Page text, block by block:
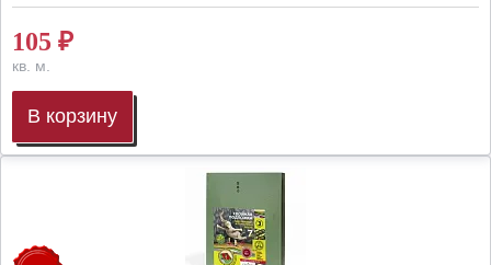
105 ₽
кв. м.
В корзину